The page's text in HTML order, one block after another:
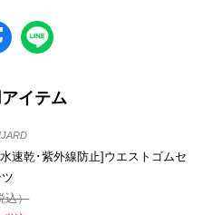
イテム
速乾･紫外線防止]ウエストゴムセ
込）